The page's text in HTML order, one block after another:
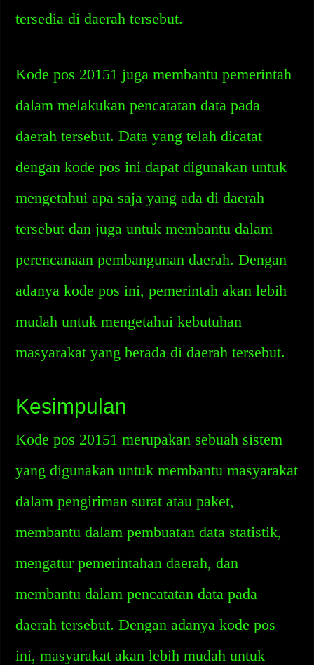
tersedia di daerah tersebut.
Kode pos 20151 juga membantu pemerintah
dalam melakukan pencatatan data pada
daerah tersebut. Data yang telah dicatat
dengan kode pos ini dapat digunakan untuk
mengetahui apa saja yang ada di daerah
tersebut dan juga untuk membantu dalam
perencanaan pembangunan daerah. Dengan
adanya kode pos ini, pemerintah akan lebih
mudah untuk mengetahui kebutuhan
masyarakat yang berada di daerah tersebut.
Kesimpulan
Kode pos 20151 merupakan sebuah sistem
yang digunakan untuk membantu masyarakat
dalam pengiriman surat atau paket,
membantu dalam pembuatan data statistik,
mengatur pemerintahan daerah, dan
membantu dalam pencatatan data pada
daerah tersebut. Dengan adanya kode pos
ini, masyarakat akan lebih mudah untuk